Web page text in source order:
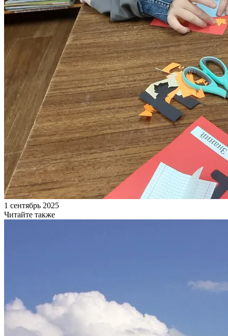
1 сентябрь 2025
Читайте также